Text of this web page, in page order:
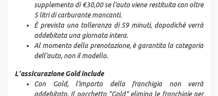
supplemento di €30,00 se l'auto viene restituita con oltre
5 litri di carburante mancanti.
È prevista una tolleranza di 59 minuti, dopodiché verrà
addebitata una giornata intera.
Al momento della prenotazione, è garantita la categoria
dell'auto, non il modello.
L'assicurazione Gold include
Con Gold, l'importo della franchigia non verrà
addebitato. Il pacchetto "Gold" elimina le franchigie per